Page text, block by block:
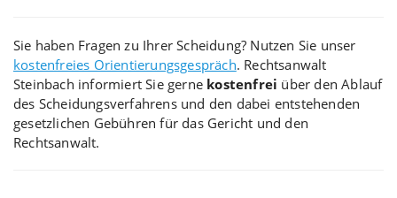
Sie haben Fragen zu Ihrer Scheidung? Nutzen Sie unser
kostenfreies Orientierungsgespräch. Rechtsanwalt
Steinbach informiert Sie gerne kostenfrei über den Ablauf
des Scheidungsverfahrens und den dabei entstehenden
gesetzlichen Gebühren für das Gericht und den
Rechtsanwalt.